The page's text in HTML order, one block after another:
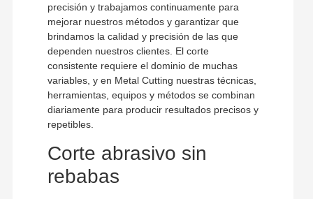
precisión y trabajamos continuamente para
mejorar nuestros métodos y garantizar que
brindamos la calidad y precisión de las que
dependen nuestros clientes. El corte
consistente requiere el dominio de muchas
variables, y en Metal Cutting nuestras técnicas,
herramientas, equipos y métodos se combinan
diariamente para producir resultados precisos y
repetibles.
Corte abrasivo sin
rebabas